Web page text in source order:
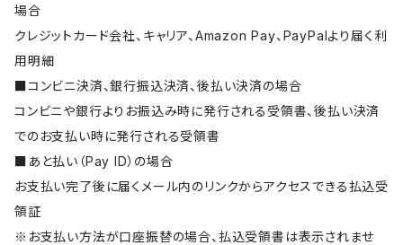
場合
クレジットカード会社、キャリア、Amazon Pay、PayPalより届く利
用明細
■コンビニ決済、銀行振込決済、後払い決済の場合
コンビニや銀行よりお振込み時に発行される受領書、後払い決済
でのお支払い時に発行される受領書
■あと払い（Pay ID）の場合
お支払い完了後に届くメール内のリンクからアクセスできる払込受
領証
※お支払い方法が口座振替の場合、払込受領書は表示されませ